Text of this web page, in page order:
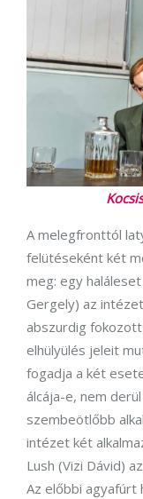
A melegfronttól
felütéseként két
meg: egy
Gergely) az
abszurdig
elhülyülés jeleit
fogadja a két
álcája-e, nem
szembeötlőbb
intézet két
Lush (Vizi Dávid)
Az előbbi